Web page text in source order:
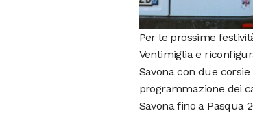
Per le prossime
Ventimiglia e
Savona con due
programmazione dei
Savona fino a Pasqua